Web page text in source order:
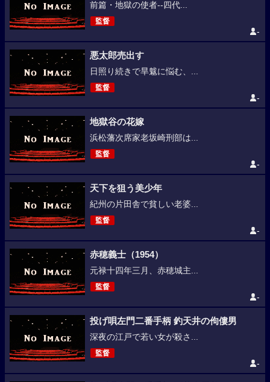
前篇・地獄の使者--四代...
監督
-
悪太郎売出す
日照り続きで旱魃に悩む、...
監督
-
地獄谷の花嫁
浜松藩次席家老坂崎刑部は...
監督
-
天下を狙う美少年
紀州の片田舎で貧しい老婆...
監督
-
赤穂義士（1954）
元禄十四年三月、赤穂城主...
監督
-
投げ唄左門二番手柄 釣天井の佝僂男
深夜の江戸で若い女が殺さ...
監督
-